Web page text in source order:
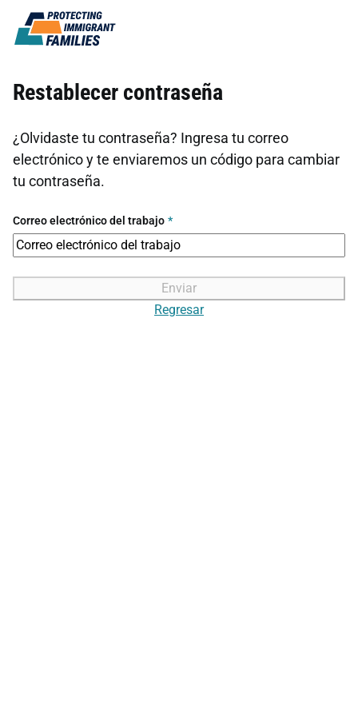
Ir al contenido
Restablecer contraseña
¿Olvidaste tu contraseña? Ingresa tu correo
electrónico y te enviaremos un código para cambiar
tu contraseña.
Correo electrónico del trabajo *
Enviar
Regresar